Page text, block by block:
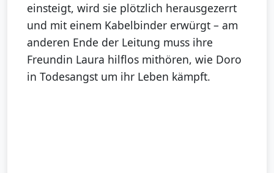
einsteigt, wird sie plötzlich herausgezerrt
und mit einem Kabelbinder erwürgt – am
anderen Ende der Leitung muss ihre
Freundin Laura hilflos mithören, wie Doro
in Todesangst um ihr Leben kämpft.